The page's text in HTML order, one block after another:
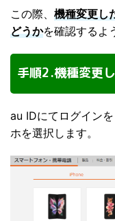
この際、 機種変更し
どうかを確認するよ
手順2.機種変更
au IDにてログイン
ホを選択します。